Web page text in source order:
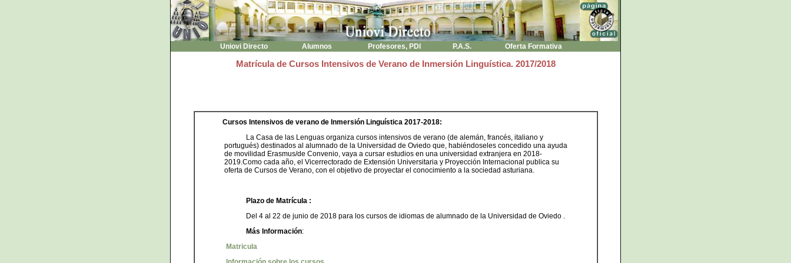
Uniovi Directo Alumnos Profesores, PDI P.A.S. Oferta Formativa
Matrícula de Cursos Intensivos de Verano de Inmersión Linguística. 2017/2018
Cursos Intensivos de verano de Inmersión Linguística 2017-2018:
La Casa de las Lenguas organiza cursos intensivos de verano (de alemán, francés, italiano y
portugués) destinados al alumnado de la Universidad de Oviedo que, habiéndoseles concedido una ayuda
de movilidad Erasmus/de Convenio, vaya a cursar estudios en una universidad extranjera en 2018-
2019.Como cada año, el Vicerrectorado de Extensión Universitaria y Proyección Internacional publica su
oferta de Cursos de Verano, con el objetivo de proyectar el conocimiento a la sociedad asturiana.
Plazo de Matrícula :
Del 4 al 22 de junio de 2018 para los cursos de idiomas de alumnado de la Universidad de Oviedo .
Más Información:
Matricula